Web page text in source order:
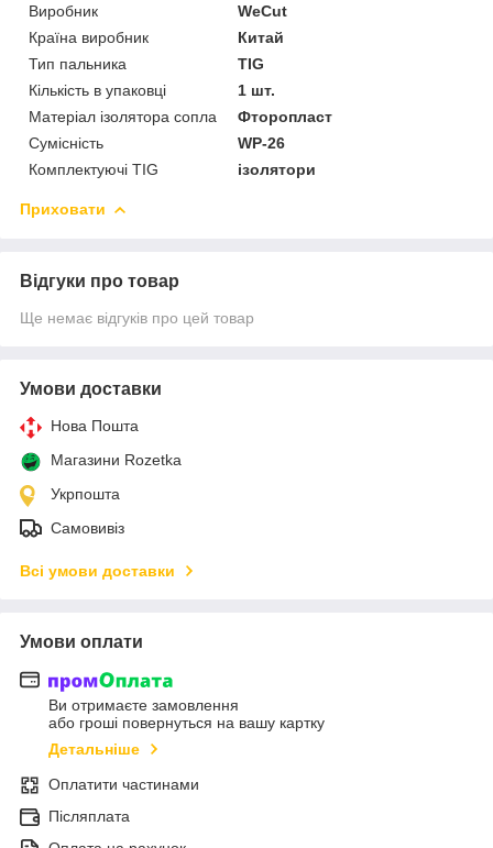
Виробник
WeCut
Країна виробник
Китай
Тип пальника
TIG
Кількість в упаковці
1 шт.
Матеріал ізолятора сопла
Фторопласт
Сумісність
WP-26
Комплектуючі TIG
ізолятори
Приховати
Відгуки про товар
Ще немає відгуків про цей товар
Умови доставки
Нова Пошта
Магазини Rozetka
Укрпошта
Самовивіз
Всі умови доставки
Умови оплати
Ви отримаєте замовлення
або гроші повернуться на вашу картку
Детальніше
Оплатити частинами
Післяплата